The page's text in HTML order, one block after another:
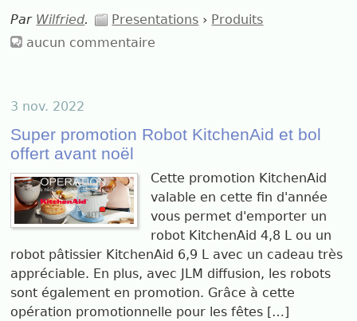
Par Wilfried. Presentations › Produits
aucun commentaire
3 nov. 2022
Super promotion Robot KitchenAid et bol
offert avant noël
Cette promotion KitchenAid
valable en cette fin d'année
vous permet d'emporter un
robot KitchenAid 4,8 L ou un
robot pâtissier KitchenAid 6,9 L avec un cadeau très
appréciable. En plus, avec JLM diffusion, les robots
sont également en promotion. Grâce à cette
opération promotionnelle pour les fêtes […]